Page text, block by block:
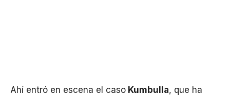
Ahí entró en escena el caso Kumbulla, que ha